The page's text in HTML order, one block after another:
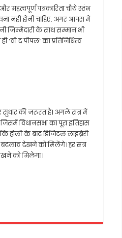
महत्वपूर्ण पत्रकारिता चौथे स्तंभ
नहीं होनी चाहिए. अगर आपस में
जिम्मेदारी के साथ सम्मान भी
‘वी द पीपल’ का प्रतिनिधित्व
की जरूरत है। अगले सत्र में
विधानसभा का पूरा इतिहास
होली के बाद डिजिटल लाइब्रेरी
देखने को मिलेंगे। हर सत्र
को मिलेगा।